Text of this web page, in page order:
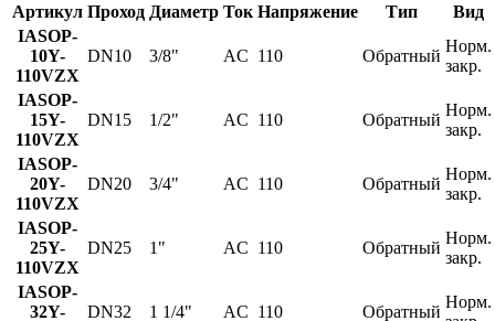
Артикул Проход Диаметр Ток Напряжение Тип
Вид
IASOP-
10Y-
110VZX
DN10 3/8" AC 110 Обратный
Норм.
закр.
IASOP-
15Y-
110VZX
DN15 1/2" AC 110 Обратный
Норм.
закр.
IASOP-
20Y-
110VZX
DN20 3/4" AC 110 Обратный
Норм.
закр.
IASOP-
25Y-
110VZX
DN25 1" AC 110 Обратный
Норм.
закр.
IASOP-
32Y-
DN32 1 1/4" AC 110 Обратный
Норм.